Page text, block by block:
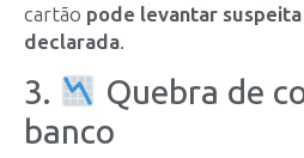
cartão pode levantar
declarada.
3.
Quebra de
banco